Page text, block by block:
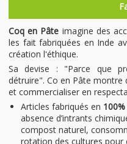
Coq en Pâte imagine des
les fait fabriquées en Inde
création l'éthique.
Sa devise : "Parce que
détruire". Co en Pâte montre
et commercialiser en
Articles fabriqués en
absence d’intrants
compost naturel,
rotation des cultures pour